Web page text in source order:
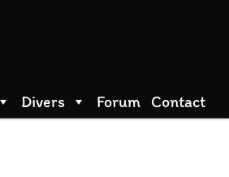
Divers Forum Contact